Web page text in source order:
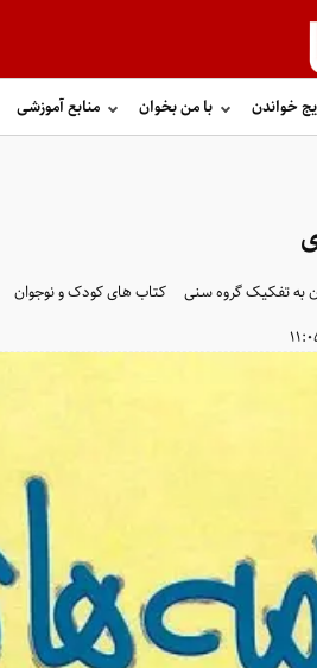
خواندن با من بخوان منابع آموزشی
به تفکیک گروه سنی
کتاب های کودک و نوجوان